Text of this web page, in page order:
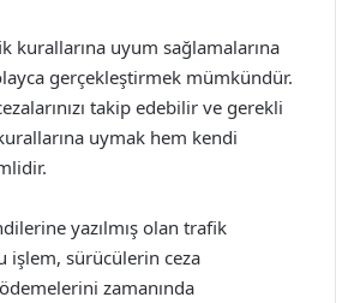
uyum sağlamalarına
gerçekleştirmek mümkündür.
takip edebilir ve gerekli
uymak hem kendi
yazılmış olan trafik
işlem, sürücülerin ceza
zamanında